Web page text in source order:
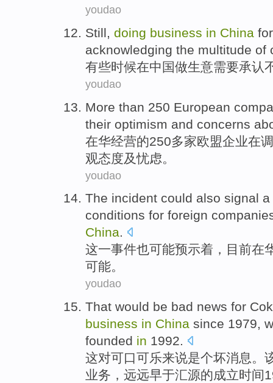
youdao
Still, doing business in China
acknowledging the multitude of
有些时候在中国做生意需要承认
youdao
More than 250 European
their optimism and concerns
在华经营的250多家欧盟企业在
观态度及忧虑。
youdao
The incident could also signal
conditions for foreign
China.
这一事件也可能预示着， 目前在
可能。
youdao
That would be bad news for
business in China since 1979,
founded in 1992.
这对可口可乐来说是个坏消息。
业务，远远早于汇源的成立时间